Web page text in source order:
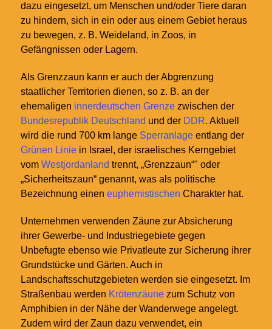
dazu eingesetzt, um Menschen und/oder Tiere daran
zu hindern, sich in ein oder aus einem Gebiet heraus
zu bewegen, z. B. Weideland, in Zoos, in
Gefängnissen oder Lagern.
Als Grenzzaun kann er auch der Abgrenzung
staatlicher Territorien dienen, so z. B. an der
ehemaligen innerdeutschen Grenze zwischen der
Bundesrepublik Deutschland und der DDR. Aktuell
wird die rund 700 km lange Sperranlage entlang der
Grünen Linie in Israel, der israelisches Kerngebiet
vom Westjordanland trennt, „Grenzzaun“" oder
„Sicherheitszaun“ genannt, was als politische
Bezeichnung einen euphemistischen Charakter hat.
Unternehmen verwenden Zäune zur Absicherung
ihrer Gewerbe- und Industriegebiete gegen
Unbefugte ebenso wie Privatleute zur Sicherung ihrer
Grundstücke und Gärten. Auch in
Landschaftsschutzgebieten werden sie eingesetzt. Im
Straßenbau werden Krötenzäune zum Schutz von
Amphibien in der Nähe der Wanderwege angelegt.
Zudem wird der Zaun dazu verwendet, ein